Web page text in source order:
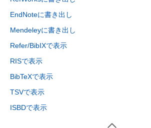
EndNoteに書き出し
Mendeleyに書き出し
Refer/BibIXで表示
RISで表示
BibTeXで表示
TSVで表示
ISBDで表示